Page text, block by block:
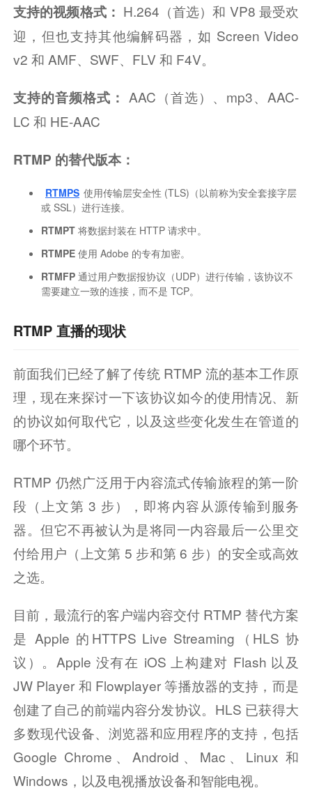
支持的视频格式： H.264（首选）和 VP8 最受欢
迎，但也支持其他编解码器，如 Screen Video
v2 和 AMF、SWF、FLV 和 F4V。
支持的音频格式： AAC（首选）、mp3、AAC-
LC 和 HE-AAC
RTMP 的替代版本：
RTMPS 使用传输层安全性 (TLS)（以前称为安全套接字层
或 SSL）进行连接。
RTMPT 将数据封装在 HTTP 请求中。
RTMPE 使用 Adob​​e 的专有加密。
RTMFP 通过用户数据报协议（UDP）进行传输，该协议不
需要建立一致的连接，而不是 TCP。
RTMP 直播的现状
前面我们已经了解了传统 RTMP 流的基本工作原
理，现在来探讨一下该协议如今的使用情况、新
的协议如何取代它，以及这些变化发生在管道的
哪个环节。
RTMP 仍然广泛用于内容流式传输旅程的第一阶
段（上文第 3 步），即将内容从源传输到服务
器。但它不再被认为是将同一内容最后一公里交
付给用户（上文第 5 步和第 6 步）的安全或高效
之选。
目前，最流行的客户端内容交付 RTMP 替代方案
是 Apple 的HTTPS Live Streaming（HLS 协
议）。Apple 没有在 iOS 上构建对 Flash 以及
JW Player 和 Flowplayer 等播放器的支持，而是
创建了自己的前端内容分发协议。HLS 已获得大
多数现代设备、浏览器和应用程序的支持，包括
Google Chrome、Android、Mac、Linux 和
Windows，以及电视播放设备和智能电视。